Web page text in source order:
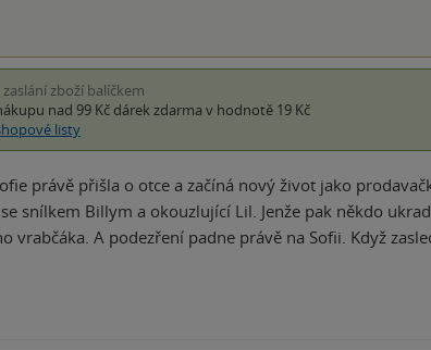
zaslání zboží balíčkem
nad 99 Kč dárek zdarma v hodnotě 19 Kč
listy
právě přišla o otce a začíná nový život jako
snílkem Billym a okouzlující Lil. Jenže pak někdo
vrabčáka. A podezření padne právě na Sofii. Když